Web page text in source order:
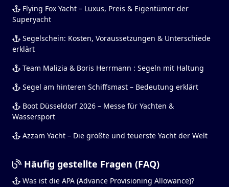
Flying Fox Yacht – Luxus, Preis & Eigentümer der
Superyacht
Segelschein: Kosten, Voraussetzungen & Unterschiede
erklärt
Team Malizia & Boris Herrmann : Segeln mit Haltung
Segel am hinteren Schiffsmast – Bedeutung erklärt
Boot Düsseldorf 2026 – Messe für Yachten &
Wassersport
Azzam Yacht – Die größte und teuerste Yacht der Welt
Häufig gestellte Fragen (FAQ)
Was ist die APA (Advance Provisioning Allowance)?